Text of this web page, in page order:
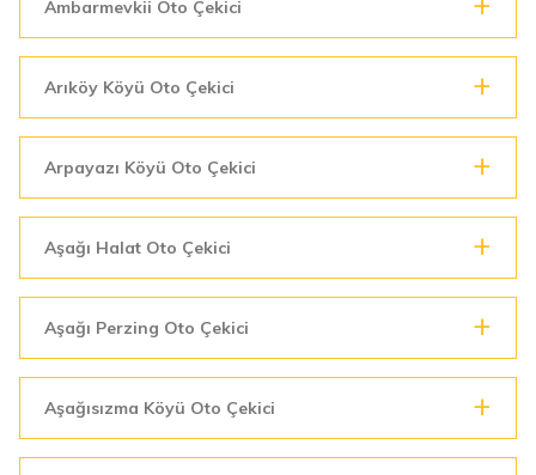
Ambarmevkii Oto Çekici
Arıköy Köyü Oto Çekici
Arpayazı Köyü Oto Çekici
Aşağı Halat Oto Çekici
Aşağı Perzing Oto Çekici
Aşağısızma Köyü Oto Çekici